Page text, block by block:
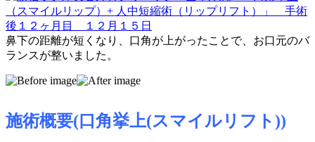
鼻下の距離が短くなり、口角が上がったことで、お口元のバ
ランスが整いました。
施術概要(口角挙上(スマイルリフト))